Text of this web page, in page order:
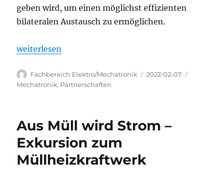
geben wird, um einen möglichst effizienten
bilateralen Austausch zu ermöglichen.
„Kenyan-German Cooperation for Youth
weiterlesen
Autor
Fachbereich Elektro/Mechatronik
Veröffentlicht
2022-02-07
Mechatronik, Partnerschaften
Aus Müll wird Strom –
Exkursion zum
Müllheizkraftwerk